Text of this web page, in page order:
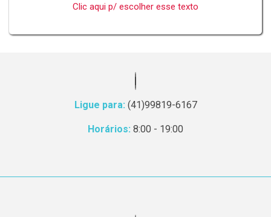
Clic aqui p/ escolher esse texto
Ligue para: (41)99819-6167
Horários: 8:00 - 19:00